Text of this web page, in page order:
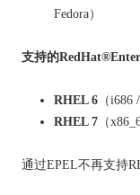
Fedora）
支持的
RHEL 6 （i686
RHEL 7 （
通过EPEL不再支持